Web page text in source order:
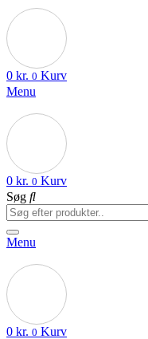
0 kr. 0 Kurv
Menu
0 kr. 0 Kurv
Søg
Menu
0 kr. 0 Kurv